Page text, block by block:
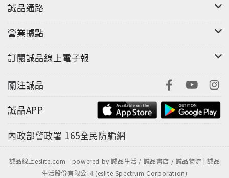
誠品通路
營業據點
訂閱誠品線上電子報
關注誠品
誠品APP
內政部警政署 165全民防騙網
誠品線上eslite.com - powered by 誠品生活 / 誠品書店 / 誠品物流 | 誠品
生活股份有限公司 (eslite Spectrum Corporation)